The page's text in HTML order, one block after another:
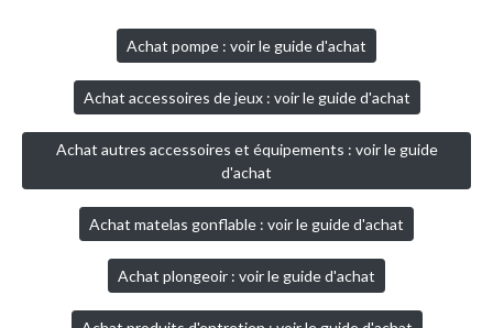
Achat pompe : voir le guide d'achat
Achat accessoires de jeux : voir le guide d'achat
Achat autres accessoires et équipements : voir le guide
d'achat
Achat matelas gonflable : voir le guide d'achat
Achat plongeoir : voir le guide d'achat